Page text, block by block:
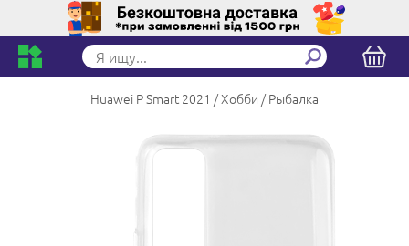
Huawei P Smart 2021 Хобби Рыбалка